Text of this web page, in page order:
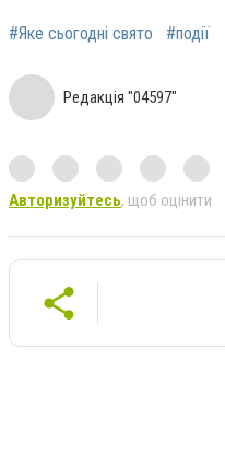
#Яке сьогодні свято #події
Редакція "04597"
Авторизуйтесь, щоб оцінити